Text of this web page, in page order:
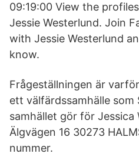
09:19:00 View the
Jessie Westerlund. Join
with Jessie Westerlund
know.
Frågeställningen är
ett välfärdssamhälle som
samhället gör för Jessica
Älgvägen 16 30273
nummer.